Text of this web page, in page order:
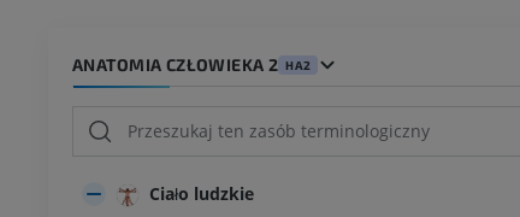
ANATOMIA CZŁOWIEKA 2 HA2
Ciało ludzkie